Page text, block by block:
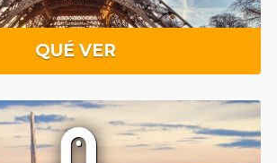
QUÉ VER